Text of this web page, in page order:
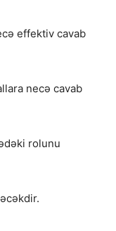
effektiv cavab
necə cavab
rolunu